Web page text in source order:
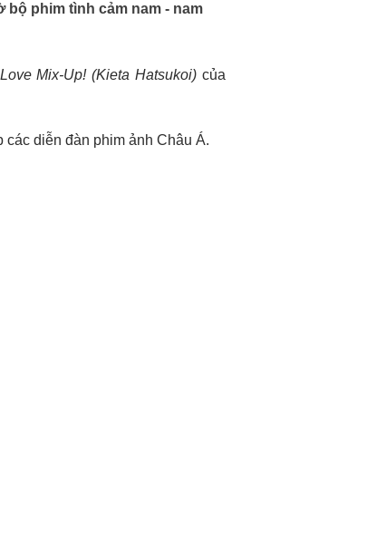
bộ phim tình cảm nam - nam
Mix-Up! (Kieta Hatsukoi) của
diễn đàn phim ảnh Châu Á.